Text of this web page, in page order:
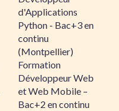
d'Applications
Python - Bac+3 en
continu
(Montpellier)
Formation
Développeur Web
et Web Mobile –
Bac+2 en continu